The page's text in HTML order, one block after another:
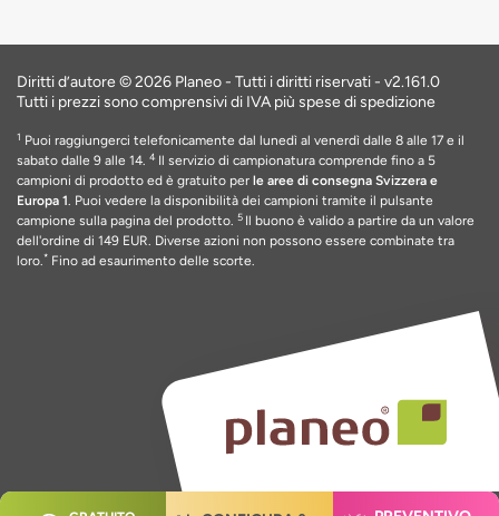
Diritti d’autore © 2026 Planeo - Tutti i diritti riservati - v2.161.0
Tutti i prezzi sono comprensivi di IVA più spese di spedizione
1 Puoi raggiungerci telefonicamente dal lunedì al venerdì dalle 8 alle 17 e il
sabato dalle 9 alle 14. 4 Il servizio di campionatura comprende fino a 5
campioni di prodotto ed è gratuito per le aree di consegna Svizzera e
Europa 1. Puoi vedere la disponibilità dei campioni tramite il pulsante
campione sulla pagina del prodotto. 5 Il buono è valido a partire da un valore
dell'ordine di 149 EUR. Diverse azioni non possono essere combinate tra
loro.* Fino ad esaurimento delle scorte.